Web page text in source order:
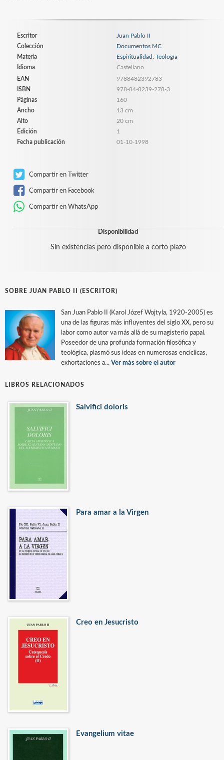
Escritor
Juan Pablo II
Colección
Documentos MC
Materia
Espiritualidad. Teología
Idioma
Castellano
EAN
9788482392783
ISBN
978-84-8239-278-3
Páginas
160
Ancho
13 cm
Alto
20 cm
Edición
1
Fecha publicación
01-10-1998
Compartir en Twitter
Compartir en Facebook
Compartir en WhatsApp
Disponibilidad
Sin existencias pero disponible a corto plazo
SOBRE JUAN PABLO II (ESCRITOR)
San Juan Pablo II (Karol Józef Wojtyla, 1920-2005) es
una de las figuras más influyentes del siglo XX, pero su
labor como autor va más allá de su magisterio papal.
Poseedor de una profunda formación filosófica y
teológica, plasmó sus ideas en numerosas encíclicas,
exhortaciones a... Ver más sobre el autor
LIBROS RELACIONADOS
Salvifici doloris
Para amar a la Virgen
Creo en Jesucristo
Evangelium vitae